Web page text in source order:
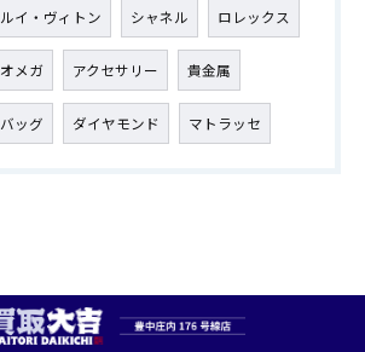
ルイ・ヴィトン シャネル ロレックス
オメガ アクセサリー 貴金属
バッグ ダイヤモンド マトラッセ